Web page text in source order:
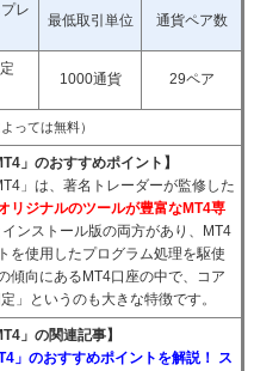
レ
最低取引単位 通貨ペア数
1000通貨 29ペア
っては無料）
」のおすすめポイント】
」は、著名トレーダーが監修した
リジナルのツールが豊富なMT4専
ンストール版の両方があり、MT4
を使用したプログラム処理を駆使
傾向にあるMT4口座の中で、コア
」というのも大きな特徴です。
」の関連記事】
」のおすすめポイントを解説！ ス